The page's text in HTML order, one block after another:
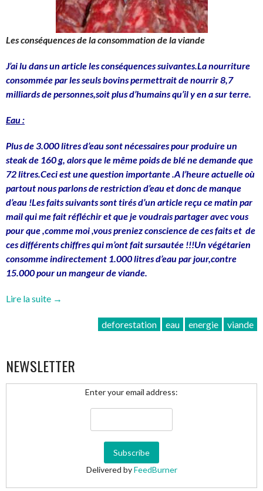
Les conséquences de la consommation de la viande
J’ai lu dans un article les conséquences suivantes.La nourriture
consommée par les seulsbovinspermettrait de nourrir 8,7
milliards de personnes,soit plus d’humains qu’il y en a sur terre.
Eau :
Plus de 3.000 litres d’eau sont nécessaires pour produire un
steak de 160 g, alors que le même poids de blé ne demande que
72 litres.Ceci est une question importante .A l’heure actuelle où
partout nous parlons de restriction d’eauet donc de manque
d’eau !Les faits suivants sont tirés d’un article reçu ce matin par
mail qui me fait réfléchir et que jevoudrais partager avec vous
pour que ,comme moi ,vous preniez conscience de ces faits et de
ces différents chiffres qui m’ont fait sursautée !!!Un végétarien
consomme indirectement 1.000 litres d’eau par jour,contre
15.000 pour un mangeur de viande.
Lire la suite
« Les
viande »
→
deforestation eau energie viande
NEWSLETTER
Enter your email address:
Delivered byFeedBurner